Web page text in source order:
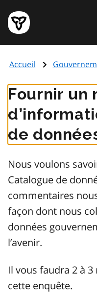
au
contenu
principal
Page
d'accueil
de
Accueil
Fournir un
de
Nous voulons
Catalogue de
commentaires
façon dont nous
données
l’avenir.
Il vous faudra 2 à
cette enquête.